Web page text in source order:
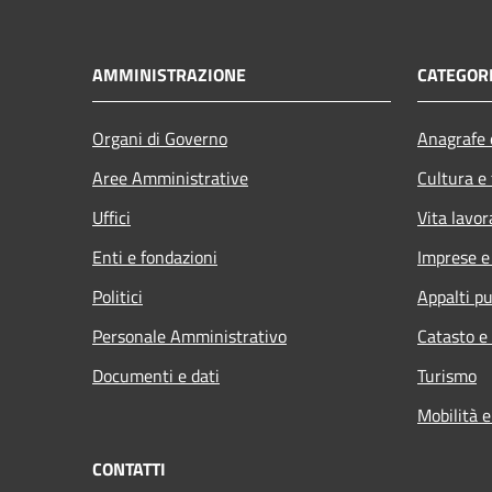
AMMINISTRAZIONE
Organi di Governo
Aree Amministrative
Uffici
Enti e fondazioni
Politici
Personale Amministrativo
Documenti e dati
Cultura
Vita
Imprese
Appalti
Catasto
Turismo
Mobilità
CONTATTI